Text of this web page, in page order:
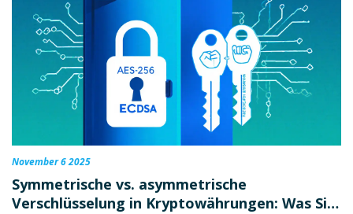
November 6 2025
Symmetrische vs. asymmetrische
Verschlüsselung in Kryptowährungen: Was Sie